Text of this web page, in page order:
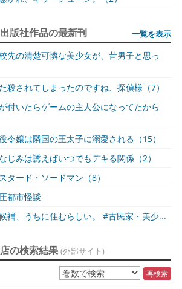
版社作品の最新刊 一覧を表示
先の清楚可憐な美少女が、昔男子と思っ
殺されてしまったのですね、探偵様（7）
付いたらゲームの主人公になってたから
令嬢は隣国の王太子に溺愛される（15）
じみは誘えばいつでもデキる関係（2）
タード・ソードマン（8）
都市怪談
補、うちに住むらしい。 #古民家・美少...
の検索結果 (外部サイト)
再検索